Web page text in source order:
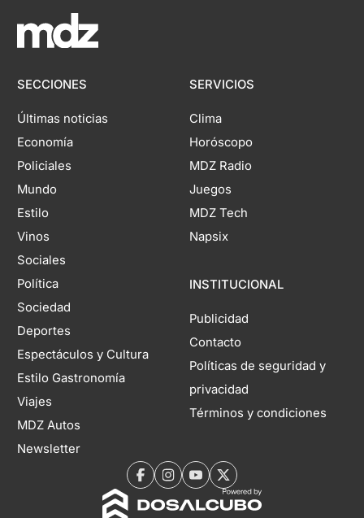
SECCIONES
Últimas noticias
Economía
Policiales
Mundo
Estilo
Vinos
Sociales
Política
Sociedad
Deportes
Espectáculos y Cultura
Estilo Gastronomía
Viajes
MDZ Autos
Newsletter
SERVICIOS
Clima
Horóscopo
MDZ Radio
Juegos
MDZ Tech
Napsix
INSTITUCIONAL
Publicidad
Contacto
Políticas de seguridad y
privacidad
Términos y condiciones